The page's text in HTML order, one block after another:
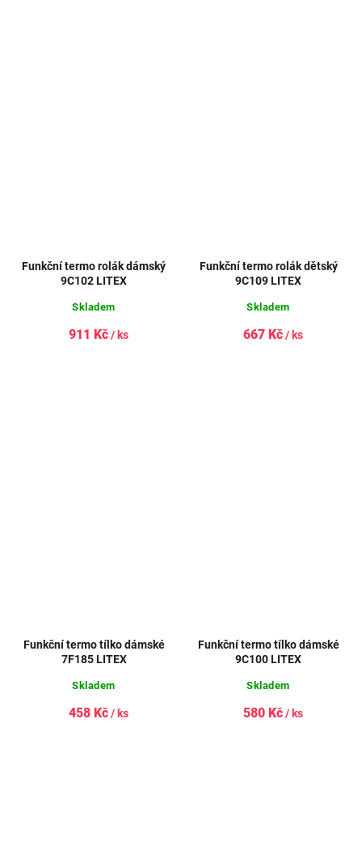
Funkční termo rolák dámský
9C102 LITEX
Skladem
911 Kč/ ks
Funkční termo rolák dětský
9C109 LITEX
Skladem
667 Kč/ ks
Funkční termo tílko dámské
7F185 LITEX
Skladem
458 Kč/ ks
Funkční termo tílko dámské
9C100 LITEX
Skladem
580 Kč/ ks